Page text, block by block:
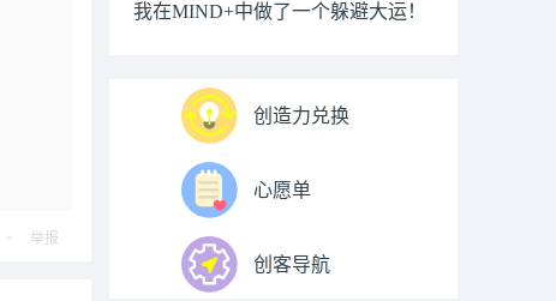
举报
我在MIND+中做了一个躲避大运！
创造力兑换
心愿单
创客导航